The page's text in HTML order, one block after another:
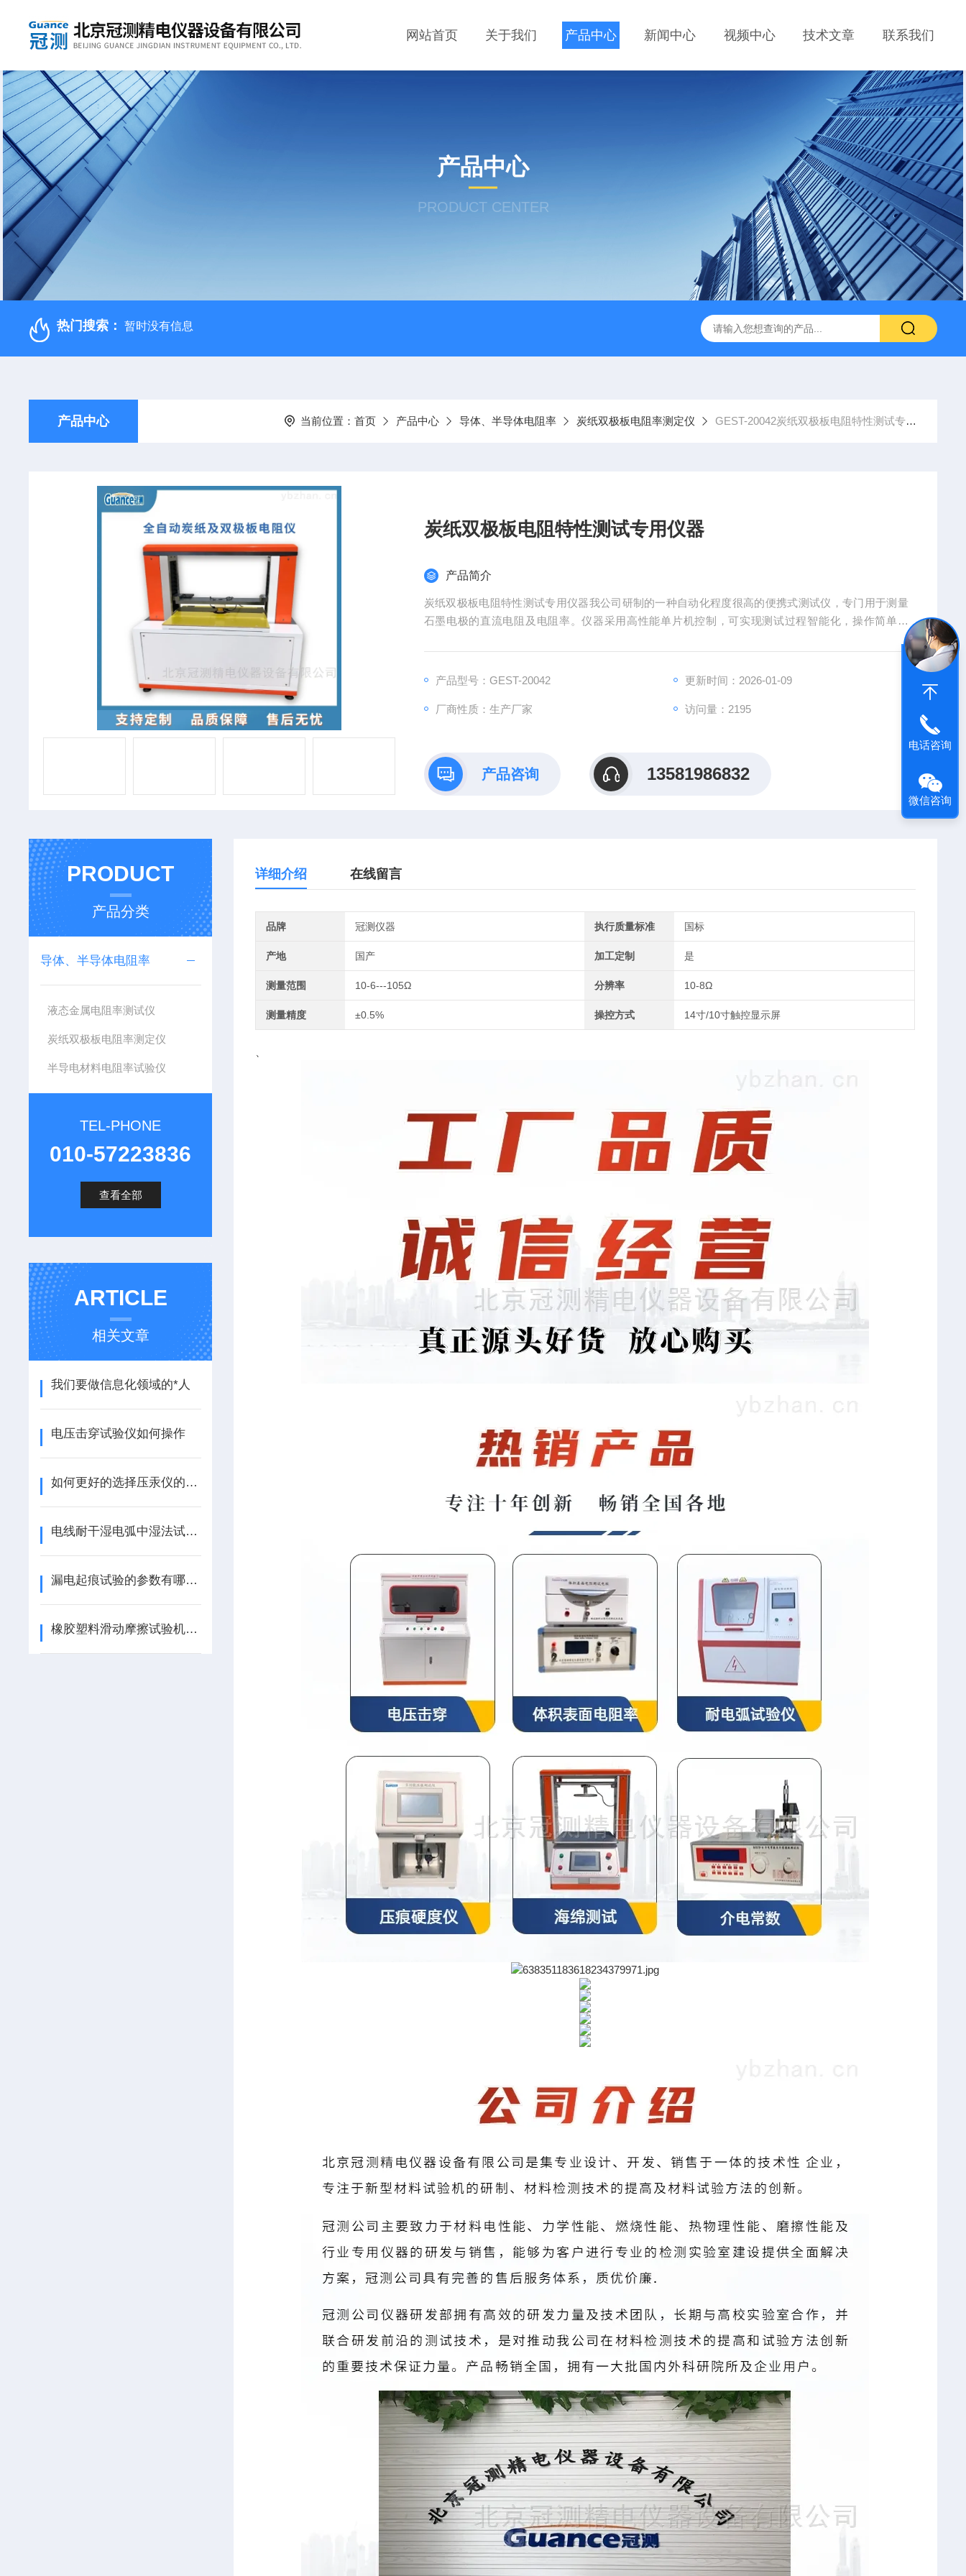
网站首页 关于我们 产品中心 新闻中心 视频中心 技术文章 联系我们
产品中心
PRODUCT CENTER
热门搜索： 暂时没有信息
产品中心 当前位置：首页 产品中心 导体、半导体电阻率 炭纸双极板电阻率测定仪 GEST-20042炭纸双极板电阻特性测试专用仪器
炭纸双极板电阻特性测试专用仪器
产品简介
炭纸双极板电阻特性测试专用仪器我公司研制的一种自动化程度很高的便携式测试仪，专门用于测量
石墨电极的直流电阻及电阻率。仪器采用高性能单片机控制，可实现测试过程智能化，操作简单方
便、精度高、可以显示цΩ电阻值，测试速度快，复测性好、读数直观，是符合规程要求的理想的仪
产品型号：GEST-20042
更新时间：2026-01-09
厂商性质：生产厂家 访问量：2195
产品咨询 13581986832
PRODUCT
产品分类
导体、半导体电阻率
液态金属电阻率测试仪
炭纸双极板电阻率测定仪
半导电材料电阻率试验仪
TEL-PHONE
010-57223836
查看全部
ARTICLE
相关文章
我们要做信息化领域的*人
电压击穿试验仪如何操作
如何更好的选择压汞仪的膨胀计
电线耐干湿电弧中湿法试验操作步骤
漏电起痕试验的参数有哪些？
橡胶塑料滑动摩擦试验机的组成部分和使用的详细步骤
详细介绍 在线留言
品牌 冠测仪器 执行质量标准 国标
产地 国产 加工定制 是
测量范围 10-6---105Ω 分辨率 10-8Ω
测量精度 ±0.5% 操控方式 14寸/10寸触控显示屏
电话咨询
微信咨询